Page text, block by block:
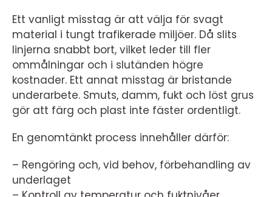
Ett vanligt misstag är att välja för svagt
material i tungt trafikerade miljöer. Då slits
linjerna snabbt bort, vilket leder till fler
ommålningar och i slutänden högre
kostnader. Ett annat misstag är bristande
underarbete. Smuts, damm, fukt och löst grus
gör att färg och plast inte fäster ordentligt.
En genomtänkt process innehåller därför:
– Rengöring och, vid behov, förbehandling av
underlaget